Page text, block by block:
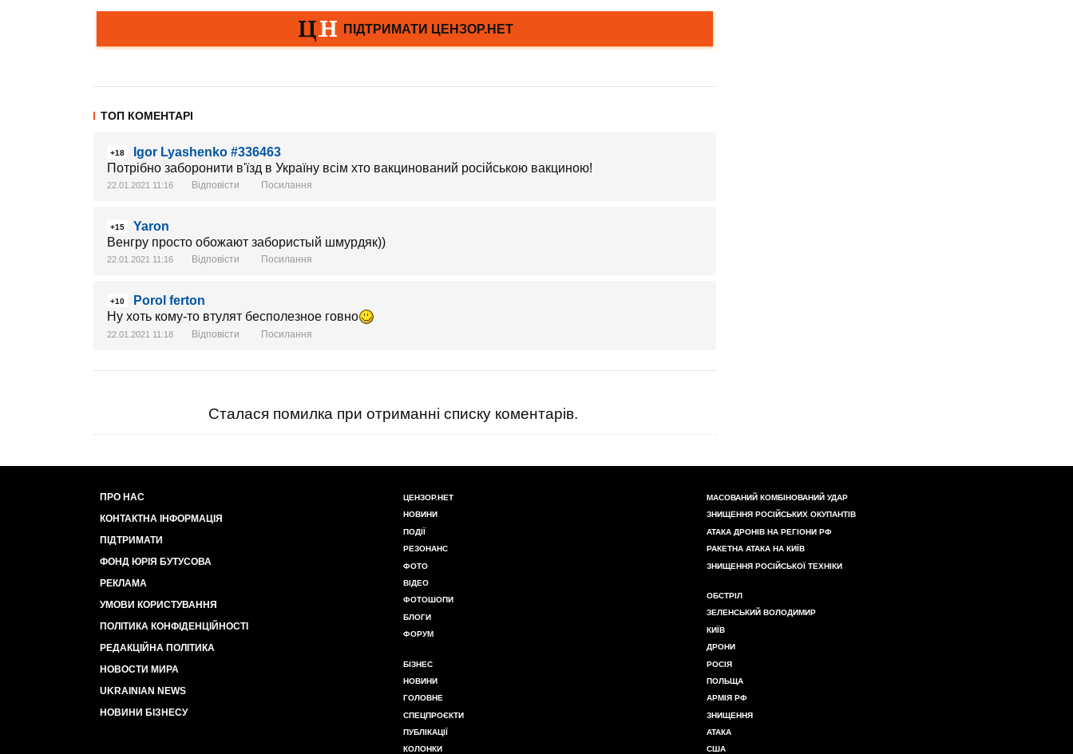
ТОП КОМЕНТАРІ
+18
Igor Lyashenko #336463
Потрібно заборонити в'їзд в Україну всім хто вакцинований російською вакциною!
22.01.2021 11:16 Відповісти Посилання
+15
Yaron
Венгру просто обожают забористый шмурдяк))
22.01.2021 11:16 Відповісти Посилання
+10
Porol ferton
Ну хоть кому-то втулят бесполезное говно
22.01.2021 11:18 Відповісти Посилання
Сталася помилка при отриманні списку коментарів.
ПРО НАС
КОНТАКТНА ІНФОРМАЦІЯ
ПІДТРИМАТИ
ФОНД ЮРІЯ БУТУСОВА
РЕКЛАМА
УМОВИ КОРИСТУВАННЯ
ПОЛІТИКА КОНФІДЕНЦІЙНОСТІ
РЕДАКЦІЙНА ПОЛІТИКА
НОВОСТИ МИРА
UKRAINIAN NEWS
НОВИНИ БІЗНЕСУ
ЦЕНЗОР.НЕТ
НОВИНИ
ПОДІЇ
РЕЗОНАНС
ФОТО
ВІДЕО
ФОТОШОПИ
БЛОГИ
ФОРУМ
БІЗНЕС
НОВИНИ
ГОЛОВНЕ
СПЕЦПРОЄКТИ
ПУБЛІКАЦІЇ
КОЛОНКИ
МАСОВАНИЙ КОМБІНОВАНИЙ УДАР
ЗНИЩЕННЯ РОСІЙСЬКИХ ОКУПАНТІВ
АТАКА ДРОНІВ НА РЕГІОНИ РФ
РАКЕТНА АТАКА НА КИЇВ
ЗНИЩЕННЯ РОСІЙСЬКОЇ ТЕХНІКИ
ОБСТРІЛ
ЗЕЛЕНСЬКИЙ ВОЛОДИМИР
КИЇВ
ДРОНИ
РОСІЯ
ПОЛЬЩА
АРМІЯ РФ
ЗНИЩЕННЯ
АТАКА
США